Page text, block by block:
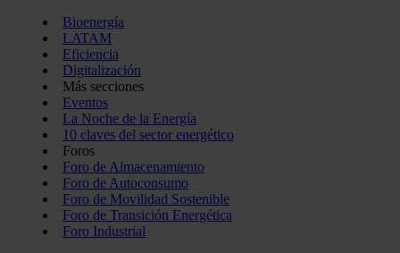
Bioenergía
LATAM
Eficiencia
Digitalización
Más secciones
Eventos
La Noche de la Energía
10 claves del sector energético
Foros
Foro de Almacenamiento
Foro de Autoconsumo
Foro de Movilidad Sostenible
Foro de Transición Energética
Foro Industrial